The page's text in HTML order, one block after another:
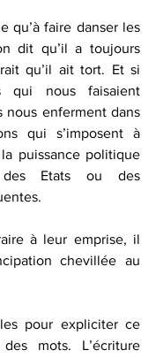
qu’à faire danser les
dit qu’il a toujours
qu’il ait tort. Et si
qui nous faisaient
nous enferment dans
qui s’imposent à
puissance politique
Etats ou des
à leur emprise, il
chevillée au
pour expliciter ce
mots. L’écriture